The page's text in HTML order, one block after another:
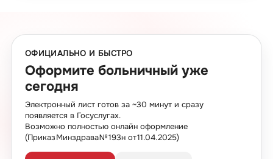
ОФИЦИАЛЬНО И БЫСТРО
Оформите больничный уже
сегодня
Электронный лист готов за ~30 минут и сразу
появляется в Госуслугах.
Возможно полностью онлайн оформление
(Приказ Минздрава № 193н от 11.04.2025)